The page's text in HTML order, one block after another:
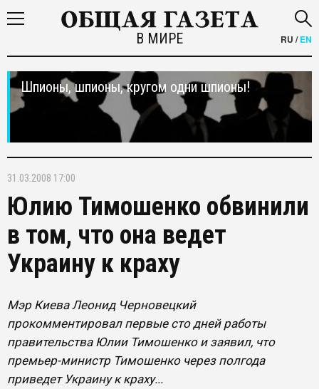
В МИРЕ RU /EN
Шпионы, шпионы, кругом одни шпионы!
31.03.2008 17:00
Юлию Тимошенко обвинили
в том, что она ведет
Украину к краху
Мэр Киева Леонид Черновецкий
прокомментировал первые сто дней работы
правительства Юлии Тимошенко и заявил, что
премьер-министр Тимошенко через полгода
приведет Украину к краху...